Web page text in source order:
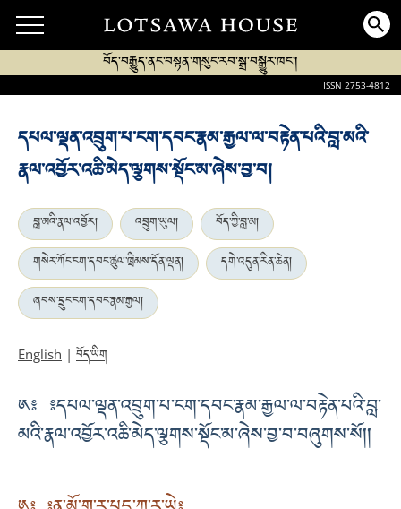
བོད་བརྒྱུད་ནང་བསྟན་གསུང་རབ་སྒྲ་བསྒྱུར་ཁང་།
ISSN 2753-4812
དཔལ་ལྡན་འབྲུག་པ་ངག་དབང་རྣམ་རྒྱལ་ལ་བརྟེན་པའི་བླ་མའི་
རྣལ་འབྱོར་འཆི་མེད་ལྕགས་སྡོང་མ་ཞེས་བྱ་བ།
བླ་མའི་རྣལ་འབྱོར། འབྲུག་ཡུལ།
བོད་ཀྱི་བླ་མ།
གསེར་ཀོང་ངག་དབང་ཚུལ་ཁྲིམས་དོན་ལྡན།
དགེ་འདུན་རིན་ཆེན།
ཞབས་དྲུང་ངག་དབང་རྣམ་རྒྱལ།
English | བོད་ཡིག
༁༔ ༔དཔལ་ལྡན་འབྲུག་པ་ངག་དབང་རྣམ་རྒྱལ་ལ་བརྟེན་པའི་བླ་
མའི་རྣལ་འབྱོར་འཆི་མེད་ལྕགས་སྡོང་མ་ཞེས་བྱ་བ་བཞུགས་སོ།།